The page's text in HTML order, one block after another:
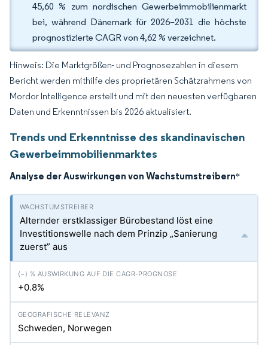
45,60 % zum nordischen Gewerbeimmobilienmarkt
bei, während Dänemark für 2026–2031 die höchste
prognostizierte CAGR von 4,62 % verzeichnet.
Hinweis: Die Marktgrößen- und Prognosezahlen in diesem
Bericht werden mithilfe des proprietären Schätzrahmens von
Mordor Intelligence erstellt und mit den neuesten verfügbaren
Daten und Erkenntnissen bis 2026 aktualisiert.
Trends und Erkenntnisse des skandinavischen
Gewerbeimmobilienmarktes
Analyse der Auswirkungen von Wachstumstreibern*
Alternder erstklassiger Bürobestand löst eine
Investitionswelle nach dem Prinzip „Sanierung
zuerst” aus
+0.8%
Schweden, Norwegen